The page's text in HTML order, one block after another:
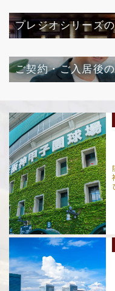
プレジオシリーズ
ご契約・ご入居後